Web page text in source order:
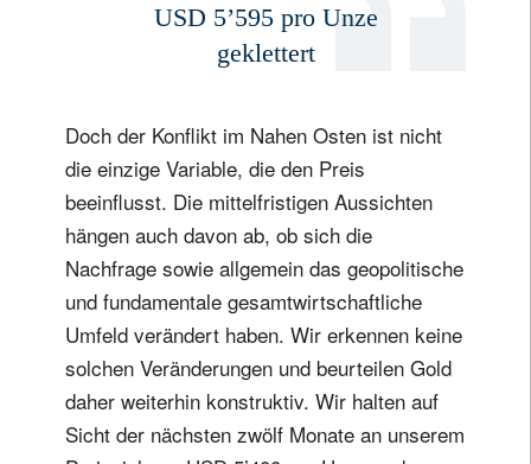
USD 5’595 pro Unze
geklettert
Doch der Konflikt im Nahen Osten ist nicht
die einzige Variable, die den Preis
beeinflusst. Die mittelfristigen Aussichten
hängen auch davon ab, ob sich die
Nachfrage sowie allgemein das geopolitische
und fundamentale gesamtwirtschaftliche
Umfeld verändert haben. Wir erkennen keine
solchen Veränderungen und beurteilen Gold
daher weiterhin konstruktiv. Wir halten auf
Sicht der nächsten zwölf Monate an unserem